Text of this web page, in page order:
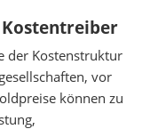
der Kostenstruktur
vor
können zu